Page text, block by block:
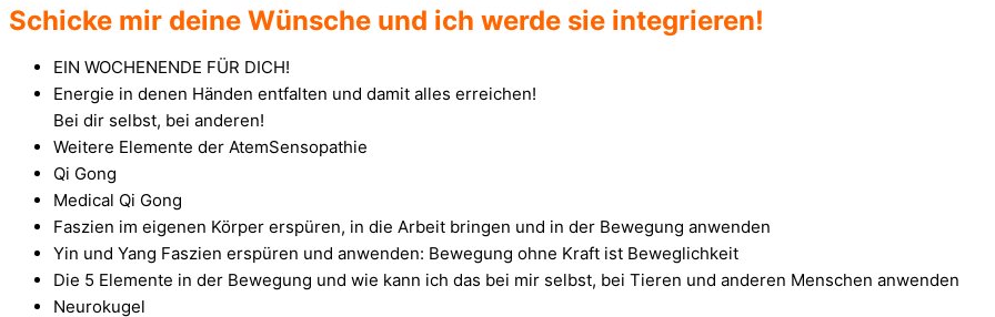
Schicke mir deine Wünsche und ich werde sie integrieren!
EIN WOCHENENDE FÜR DICH!
Energie in denen Händen entfalten und damit alles erreichen!
Bei dir selbst, bei anderen!
Weitere Elemente der AtemSensopathie
Qi Gong
Medical Qi Gong
Faszien im eigenen Körper erspüren, in die Arbeit bringen und in der Bewegung anwenden
Yin und Yang Faszien erspüren und anwenden: Bewegung ohne Kraft ist Beweglichkeit
Die 5 Elemente in der Bewegung und wie kann ich das bei mir selbst, bei Tieren und anderen Menschen anwenden
Neurokugel